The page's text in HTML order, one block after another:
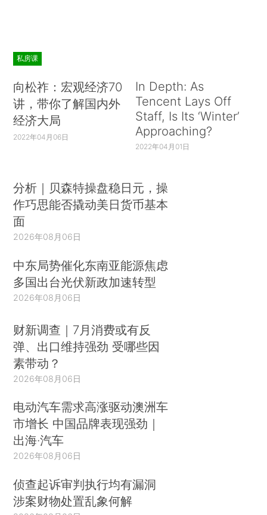
私房课
向松祚：宏观经济70
讲，带你了解国内外
经济大局
2022年04月06日
In Depth: As
Tencent Lays Off
Staff, Is Its ‘Winter’
Approaching?
2022年04月01日
分析｜贝森特操盘稳日元，操
作巧思能否撬动美日货币基本
面
2026年08月06日
中东局势催化东南亚能源焦虑
多国出台光伏新政加速转型
2026年08月06日
财新调查｜7月消费或有反
弹、出口维持强劲 受哪些因
素带动？
2026年08月06日
电动汽车需求高涨驱动澳洲车
市增长 中国品牌表现强劲｜
出海·汽车
2026年08月06日
侦查起诉审判执行均有漏洞
涉案财物处置乱象何解